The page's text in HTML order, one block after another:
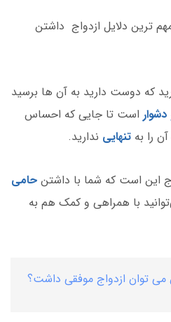
ترین دلایل ازدواج داشتن
که دوست دارید به آن ها برسید
است تا جایی که احساس
را به تنهایی ندارید.
این است که شما با داشتن حامی
با همراهی و کمک هم به
می توان ازدواج موفقی داشت؟